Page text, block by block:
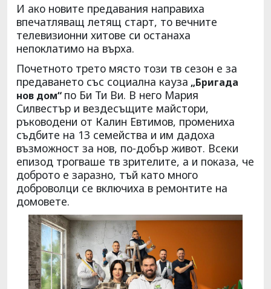
И ако новите предавания направиха
впечатляващ летящ старт, то вечните
телевизионни хитове си останаха
непоклатимо на върха.
Почетното трето място този тв сезон е за
предаването със социална кауза „Бригада
нов дом“ по Би Ти Ви. В него Мария
Силвестър и вездесъщите майстори,
ръководени от Калин Евтимов, промениха
съдбите на 13 семейства и им дадоха
възможност за нов, по-добър живот. Всеки
епизод трогваше тв зрителите, а и показа, че
доброто е заразно, тъй като много
доброволци се включиха в ремонтите на
домовете.